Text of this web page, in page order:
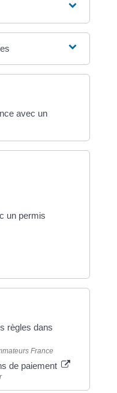
avec un
un permis
règles dans
France
de paiement